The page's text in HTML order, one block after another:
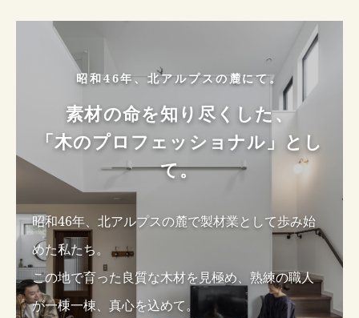
昭和46年、北アルプスの麓にて。
素材の命を知り尽くした、
「木のプロフェッショナル」とし
て。
昭和46年、北アルプスの麓で製材業として歩み始
めた私たち。
この地で育った良質な木材を見極め、熟練の職人
が一棟一棟、真心を込めて。